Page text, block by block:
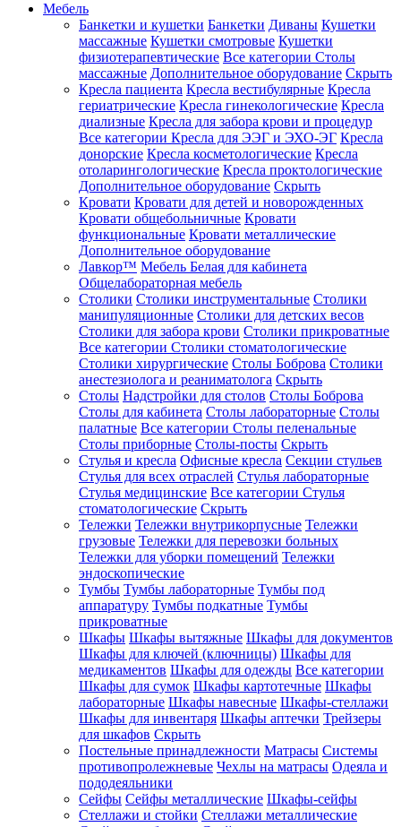
Мебель
Банкетки и кушетки Банкетки Диваны Кушетки
массажные Кушетки смотровые Кушетки
физиотерапевтические Все категории Столы
массажные Дополнительное оборудование Скрыть
Кресла пациента Кресла вестибулярные Кресла
гериатрические Кресла гинекологические Кресла
диализные Кресла для забора крови и процедур
Все категории Кресла для ЭЭГ и ЭХО-ЭГ Кресла
донорские Кресла косметологические Кресла
отоларингологические Кресла проктологические
Дополнительное оборудование Скрыть
Кровати Кровати для детей и новорожденных
Кровати общебольничные Кровати
функциональные Кровати металлические
Дополнительное оборудование
Лавкор™ Мебель Белая для кабинета
Общелабораторная мебель
Столики Столики инструментальные Столики
манипуляционные Столики для детских весов
Столики для забора крови Столики прикроватные
Все категории Столики стоматологические
Столики хирургические Столы Боброва Столики
анестезиолога и реаниматолога Скрыть
Столы Надстройки для столов Столы Боброва
Столы для кабинета Столы лабораторные Столы
палатные Все категории Столы пеленальные
Столы приборные Столы-посты Скрыть
Стулья и кресла Офисные кресла Секции стульев
Стулья для всех отраслей Стулья лабораторные
Стулья медицинские Все категории Стулья
стоматологические Скрыть
Тележки Тележки внутрикорпусные Тележки
грузовые Тележки для перевозки больных
Тележки для уборки помещений Тележки
эндоскопические
Тумбы Тумбы лабораторные Тумбы под
аппаратуру Тумбы подкатные Тумбы
прикроватные
Шкафы Шкафы вытяжные Шкафы для документов
Шкафы для ключей (ключницы) Шкафы для
медикаментов Шкафы для одежды Все категории
Шкафы для сумок Шкафы картотечные Шкафы
лабораторные Шкафы навесные Шкафы-стеллажи
Шкафы для инвентаря Шкафы аптечки Трейзеры
для шкафов Скрыть
Постельные принадлежности Матрасы Системы
противопролежневые Чехлы на матрасы Одеяла и
пододеяльники
Сейфы Сейфы металлические Шкафы-сейфы
Стеллажи и стойки Стеллажи металлические